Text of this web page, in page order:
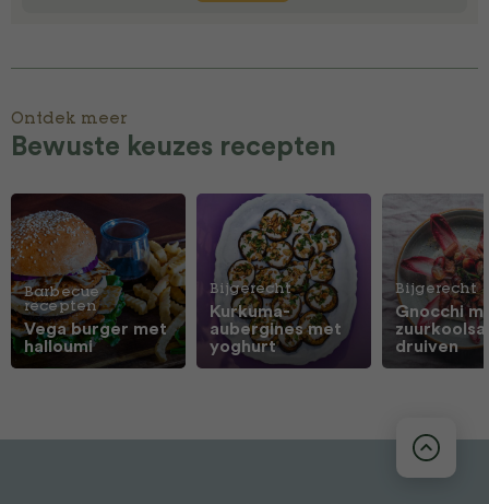
Ontdek meer
Bewuste keuzes recepten
Barbecue
recepten
Vega burger met
halloumi
Bijgerecht
Kurkuma-
aubergines met
yoghurt
Bijgerecht
Gnocchi
druiven